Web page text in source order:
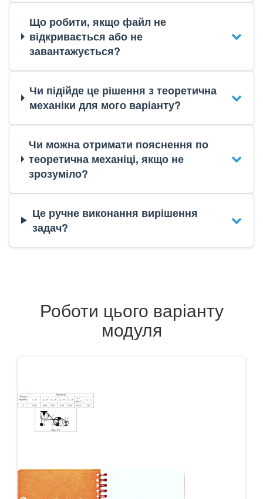
Що робити, якщо файл не
відкривається або не
завантажується?
Чи підійде це рішення з теоретична
механіки для мого варіанту?
Чи можна отримати пояснення по
теоретична механіці, якщо не
зрозуміло?
Це ручне виконання вирішення
задач?
Роботи цього варіанту
модуля